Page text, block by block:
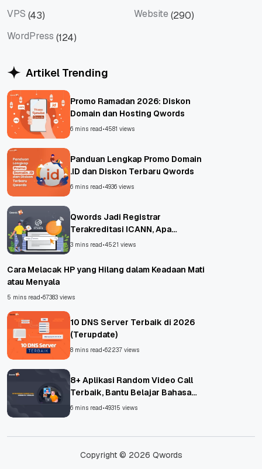
VPS (43) Website (290)
WordPress (124)
Artikel Trending
Promo Ramadan 2026: Diskon
Domain dan Hosting Qwords
6 mins read•4581 views
Panduan Lengkap Promo Domain
.ID dan Diskon Terbaru Qwords
6 mins read•4936 views
Qwords Jadi Registrar
Terakreditasi ICANN, Apa
Untungnya?
3 mins read•4521 views
Cara Melacak HP yang Hilang dalam Keadaan Mati
atau Menyala
5 mins read•67383 views
10 DNS Server Terbaik di 2026
(Terupdate)
8 mins read•62237 views
8+ Aplikasi Random Video Call
Terbaik, Bantu Belajar Bahasa
Asing!
6 mins read•49315 views
Copyright © 2026 Qwords